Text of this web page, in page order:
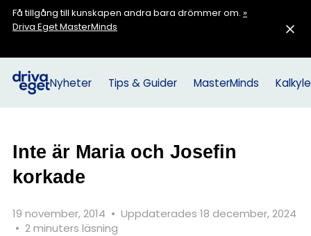
Få tillgång till kunskapen andra bara drömmer om. »
Driva Eget MasterMinds
Nyheter Tips & Guider MasterMinds
Inte är Maria och Josefin
korkade
19 november, 2014 • Uppdaterades 18 december, 2024
• 2 minuters läsning